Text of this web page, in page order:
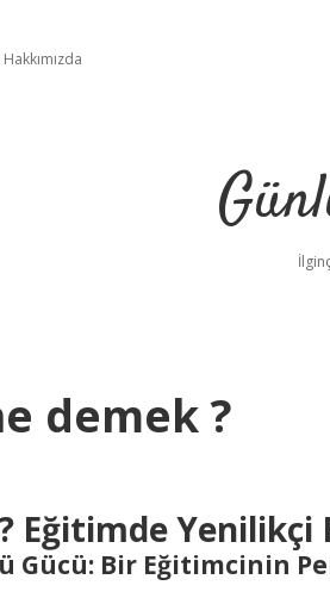
Hakkımızda
demek ?
Eğitimde Yenilikçi
Gücü: Bir Eğitimcinin